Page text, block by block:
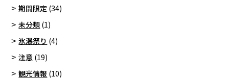
期間限定 (34)
未分類 (1)
氷瀑祭り (4)
注意 (19)
観光情報 (10)